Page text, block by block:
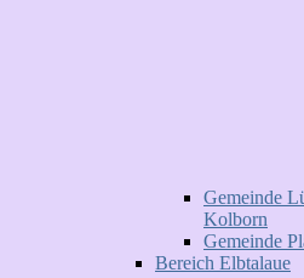
Gemeinde
Kolborn
Gemeinde
Bereich Elbtalaue